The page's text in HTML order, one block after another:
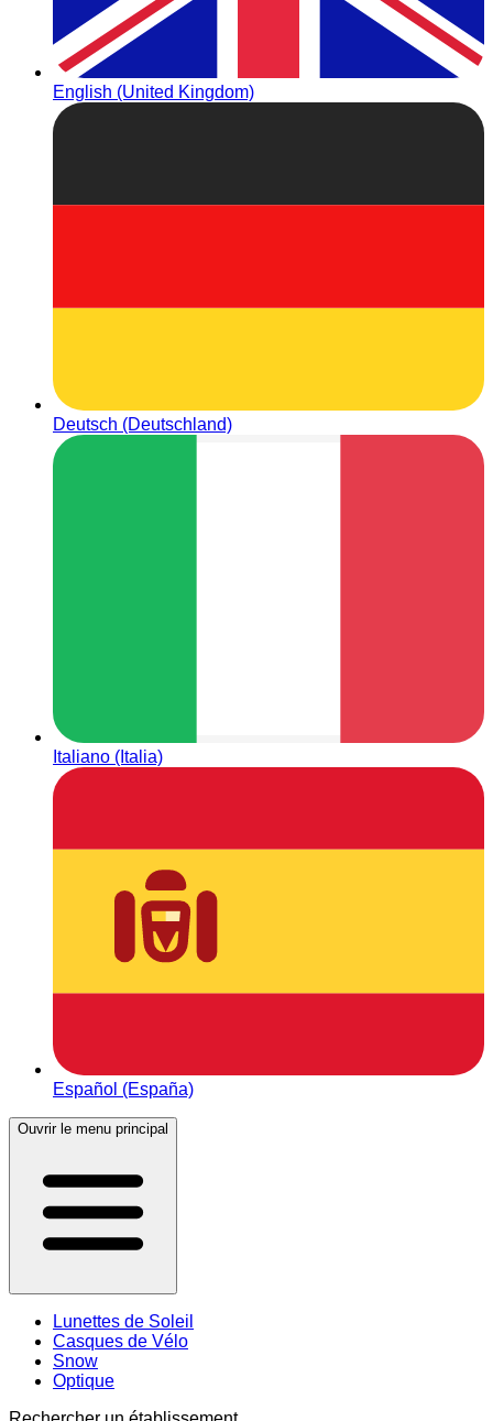
English (United Kingdom)
Deutsch (Deutschland)
Italiano (Italia)
Español (España)
Ouvrir le menu principal
Lunettes de Soleil
Casques de Vélo
Snow
Optique